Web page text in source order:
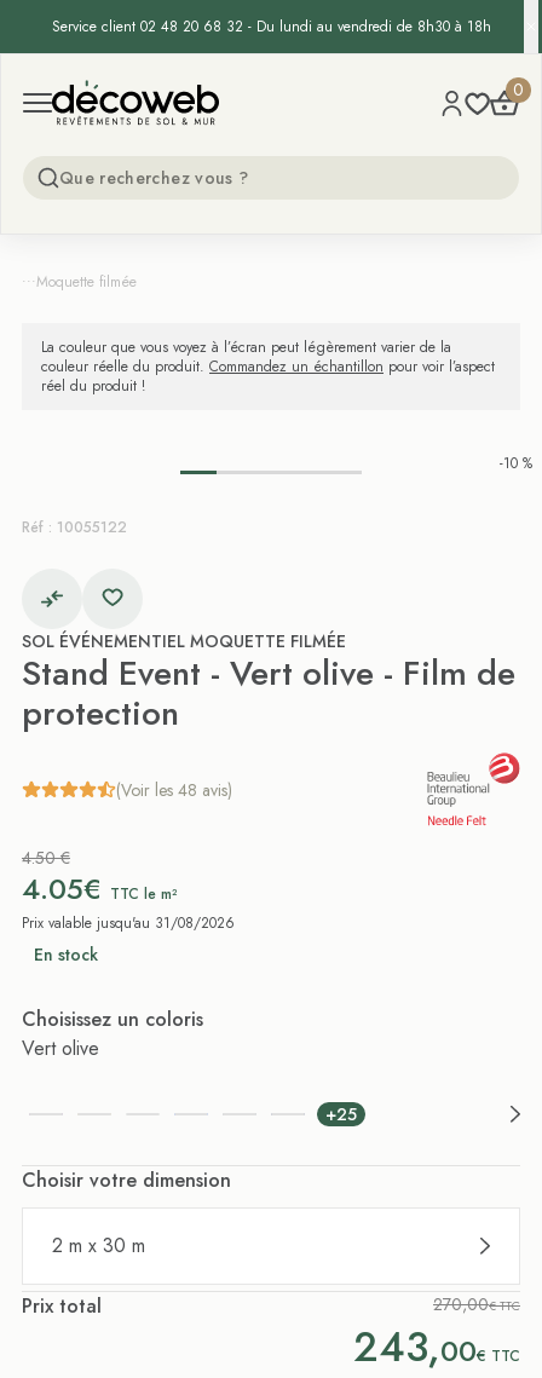
Service client 02 48 20 68 32 - Du lundi au vendredi de 8h30 à 18h
Open menu
Decoweb 0
...Moquette filmée
La couleur que vous voyez à l’écran peut légèrement varier de la
couleur réelle du produit. Commandez un échantillon pour voir l’aspect
réel du produit !
-10 %
Réf : 10055122
SOL ÉVÉNEMENTIEL MOQUETTE FILMÉE
Stand Event - Vert olive - Film de
protection
(Voir les 48 avis)
4.50 €
4.05€ TTC le m²
Prix valable jusqu'au 31/08/2026
En stock
Choisissez un coloris
Vert olive
+25
Choisir votre dimension
2 m x 30 m
Prix total 270,00€ TTC
243,00€ TTC